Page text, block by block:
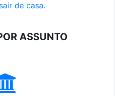
de casa.
ASSUNTO